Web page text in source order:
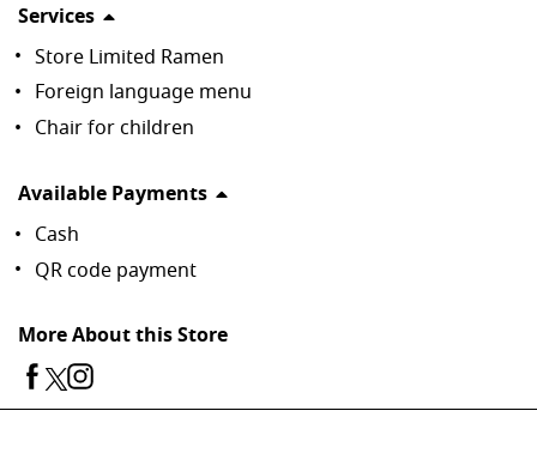
Services
Store Limited Ramen
Foreign language menu
Chair for children
Available Payments
Cash
QR code payment
More About this Store